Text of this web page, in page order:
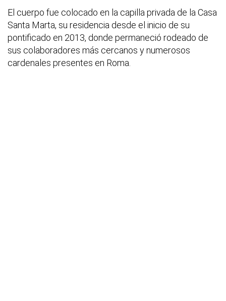
El cuerpo fue colocado en la capilla privada de la Casa
Santa Marta, su residencia desde el inicio de su
pontificado en 2013, donde permaneció rodeado de
sus colaboradores más cercanos y numerosos
cardenales presentes en Roma.